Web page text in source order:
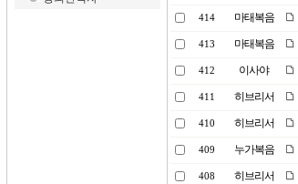
414 마태복음
413 마태복음
412 이사야
411 히브리서
410 히브리서
409 누가복음
408 히브리서